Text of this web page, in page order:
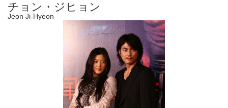
チョン・ジヒョン
Jeon Ji-Hyeon